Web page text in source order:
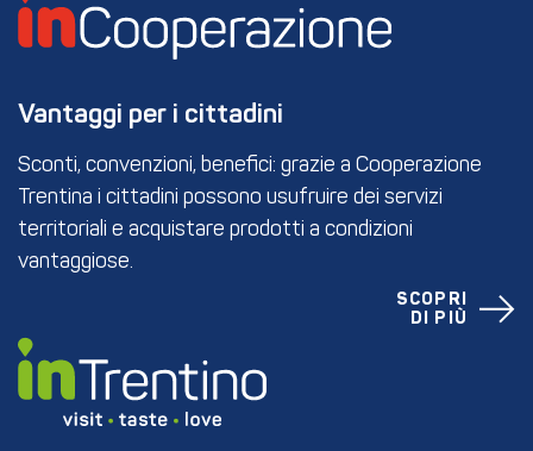
Vantaggi per i cittadini
Sconti, convenzioni, benefici: grazie a Cooperazione
Trentina i cittadini possono usufruire dei servizi
territoriali e acquistare prodotti a condizioni
vantaggiose.
SCOPRI
DI PIÙ